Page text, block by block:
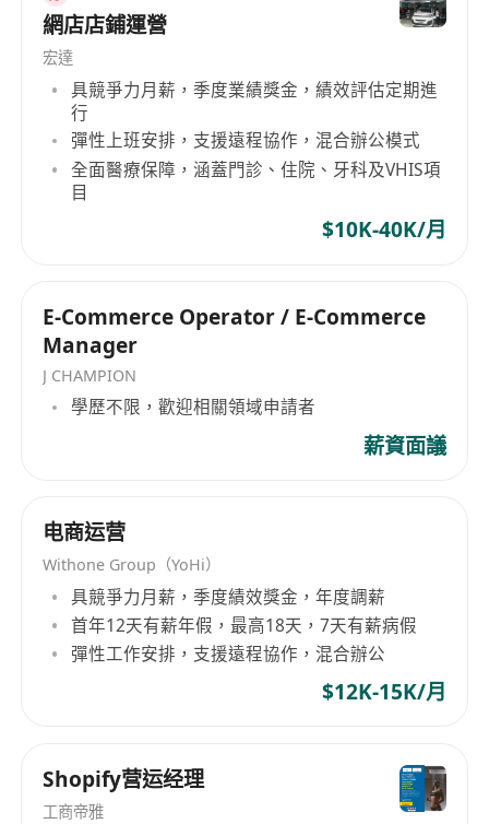
網店店鋪運營
宏達
具競爭力月薪，季度業績獎金，績效評估定期進
行
彈性上班安排，支援遠程協作，混合辦公模式
全面醫療保障，涵蓋門診、住院、牙科及VHIS項
目
$10K-40K/月
E-Commerce Operator / E-Commerce
Manager
J CHAMPION
學歷不限，歡迎相關領域申請者
薪資面議
电商运营
Withone Group（YoHi）
具競爭力月薪，季度績效獎金，年度調薪
首年12天有薪年假，最高18天，7天有薪病假
彈性工作安排，支援遠程協作，混合辦公
$12K-15K/月
Shopify营运经理
工商帝雅